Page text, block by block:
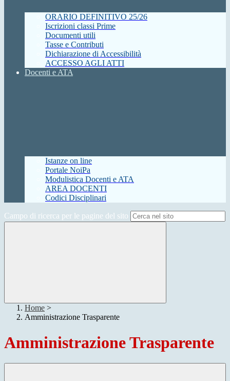
ORARIO DEFINITIVO 25/26
Iscrizioni classi Prime
Documenti utili
Tasse e Contributi
Dichiarazione di Accessibilità
ACCESSO AGLI ATTI
Docenti e ATA
Istanze on line
Portale NoiPa
Modulistica Docenti e ATA
AREA DOCENTI
Codici Disciplinari
Campo di ricerca per le pagine del sito
Home >
Amministrazione Trasparente
Amministrazione Trasparente